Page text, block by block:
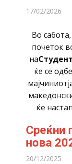
17/02/2026
Во сабота,
почеток
на
ќе се
ќе
Среќни
нова
20/12/2025